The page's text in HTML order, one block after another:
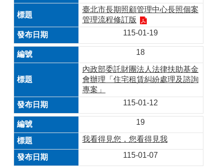
臺北市長期照顧管理中心長照個案
管理流程修訂版
115-01-19
18
內政部委託財團法人法律扶助基金
會辦理「住宅租賃糾紛處理及諮詢
專案」
115-01-12
19
我看得見您，您看得見我
115-01-07